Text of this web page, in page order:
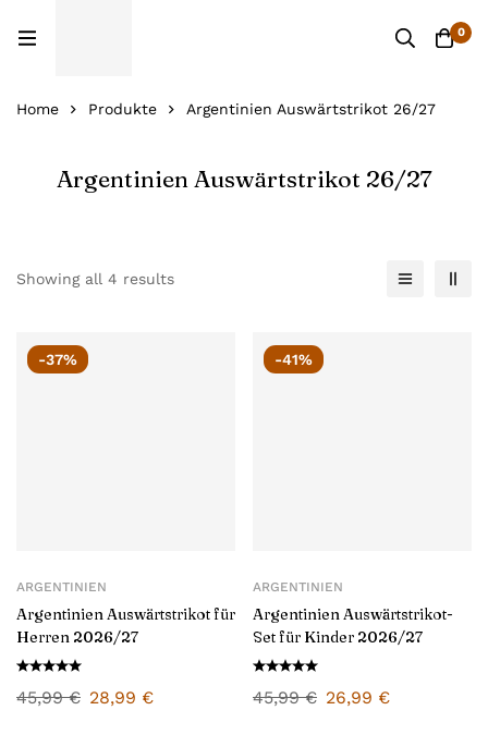
0
Home Produkte Argentinien Auswärtstrikot 26/27
Argentinien Auswärtstrikot 26/27
Showing all 4 results
-37%
ARGENTINIEN
Argentinien Auswärtstrikot für
Herren 2026/27
45,99€ 28,99 €
-41%
ARGENTINIEN
Argentinien Auswärtstrikot-
Set für Kinder 2026/27
45,99€ 26,99 €